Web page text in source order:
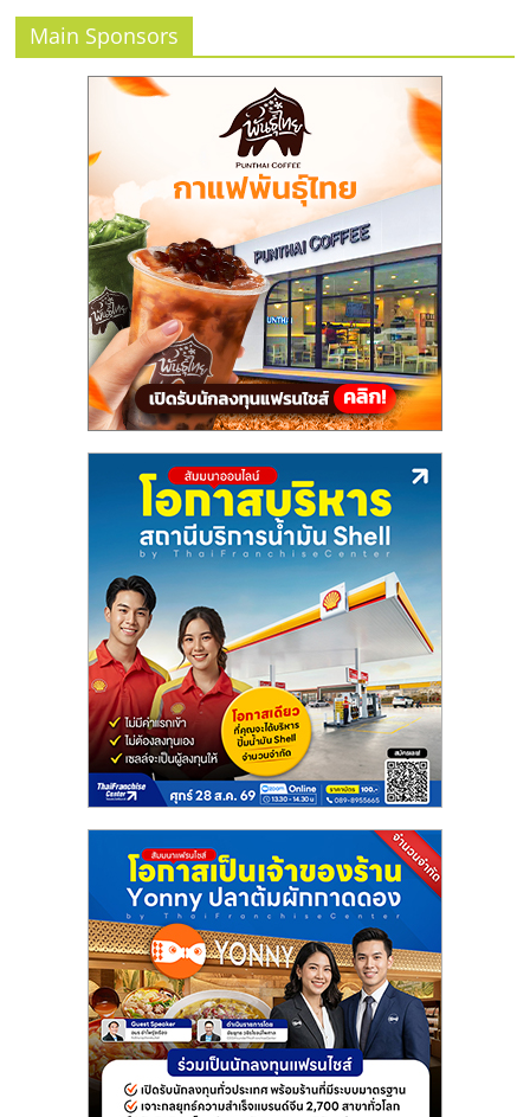
ที่
ปรึกษา
แฟ
ไชส์,
รวม
แฟ
ไชส์
ขาย
แฟ
ไชส์
แฟ
ไชส์
ขาย
Main Sponsors